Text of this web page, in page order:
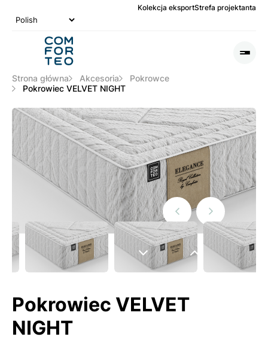
Kolekcja eksportStrefa projektanta
Strona główna Akcesoria
Pokrowce
Pokrowiec VELVET NIGHT
Poprzedni
slide
Następny
slide
Poprzedni
Następny
slide
Pokrowiec VELVET
NIGHT